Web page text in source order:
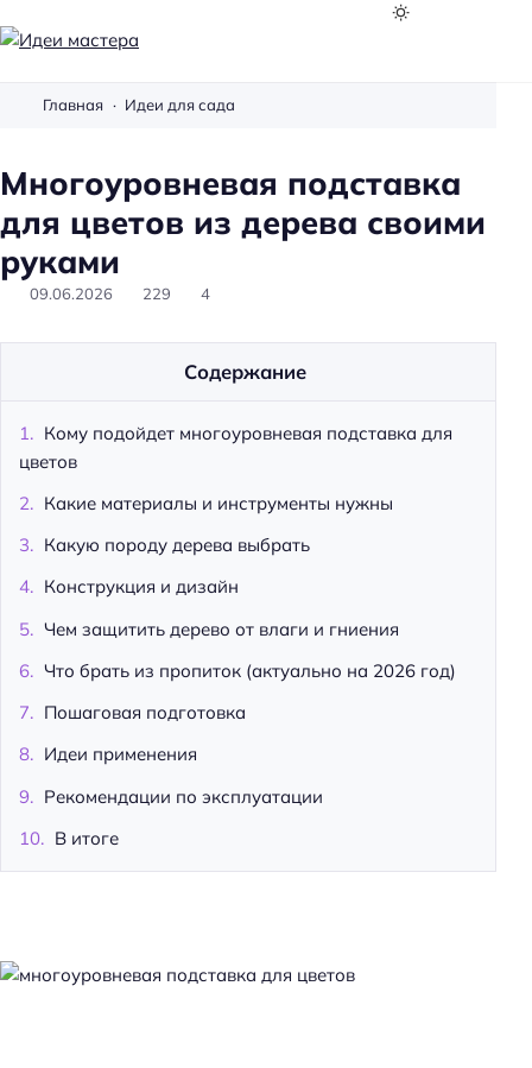
м
с
Главная Идеи для сада
Многоуровневая подставка
для цветов из дерева своими
руками
09.06.2026 229 4
Содержание
Кому подойдет многоуровневая подставка для
цветов
Какие материалы и инструменты нужны
Какую породу дерева выбрать
Конструкция и дизайн
Чем защитить дерево от влаги и гниения
Что брать из пропиток (актуально на 2026 год)
Пошаговая подготовка
Идеи применения
Рекомендации по эксплуатации
В итоге